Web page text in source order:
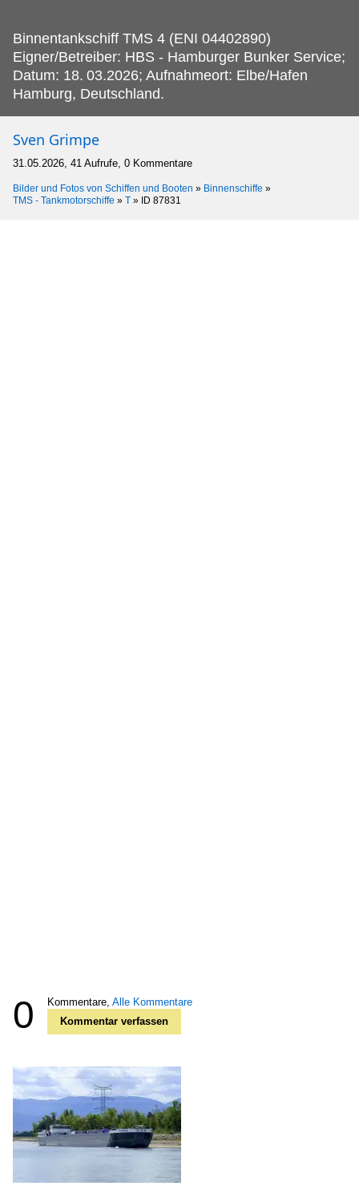
Binnentankschiff TMS 4 (ENI 04402890)
Eigner/Betreiber: HBS - Hamburger Bunker Service;
Datum: 18. 03.2026; Aufnahmeort: Elbe/Hafen
Hamburg, Deutschland.
Sven Grimpe
31.05.2026, 41 Aufrufe, 0 Kommentare
Bilder und Fotos von Schiffen und Booten » Binnenschiffe »
TMS - Tankmotorschiffe » T » ID 87831
0 Kommentare, Alle Kommentare
Kommentar verfassen